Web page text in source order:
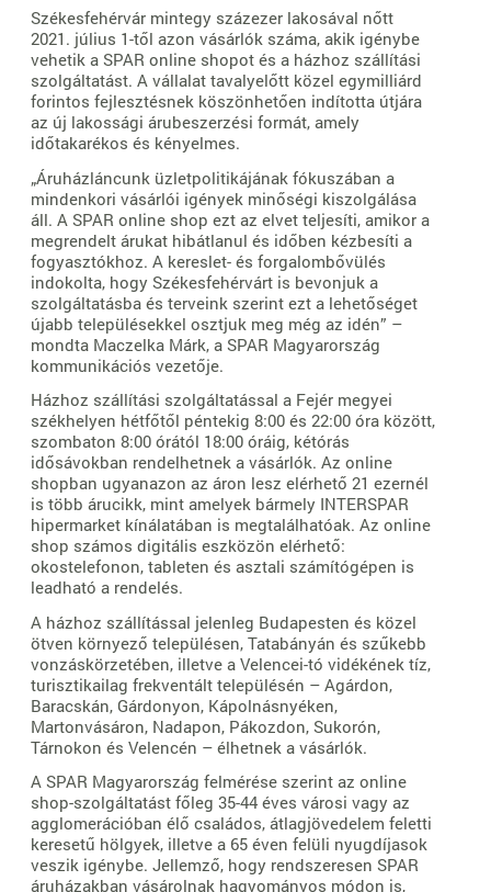
Székesfehérvár mintegy százezer lakosával nőtt
2021. július 1-től azon vásárlók száma, akik igénybe
vehetik a SPAR online shopot és a házhoz szállítási
szolgáltatást. A vállalat tavalyelőtt közel egymilliárd
forintos fejlesztésnek köszönhetően indította útjára
az új lakossági árubeszerzési formát, amely
időtakarékos és kényelmes.
„Áruházláncunk üzletpolitikájának fókuszában a
mindenkori vásárlói igények minőségi kiszolgálása
áll. A SPAR online shop ezt az elvet teljesíti, amikor a
megrendelt árukat hibátlanul és időben kézbesíti a
fogyasztókhoz. A kereslet- és forgalombővülés
indokolta, hogy Székesfehérvárt is bevonjuk a
szolgáltatásba és terveink szerint ezt a lehetőséget
újabb településekkel osztjuk meg még az idén” –
mondta Maczelka Márk, a SPAR Magyarország
kommunikációs vezetője.
Házhoz szállítási szolgáltatással a Fejér megyei
székhelyen hétfőtől péntekig 8:00 és 22:00 óra között,
szombaton 8:00 órától 18:00 óráig, kétórás
idősávokban rendelhetnek a vásárlók. Az online
shopban ugyanazon az áron lesz elérhető 21 ezernél
is több árucikk, mint amelyek bármely INTERSPAR
hipermarket kínálatában is megtalálhatóak. Az online
shop számos digitális eszközön elérhető:
okostelefonon, tableten és asztali számítógépen is
leadható a rendelés.
A házhoz szállítással jelenleg Budapesten és közel
ötven környező településen, Tatabányán és szűkebb
vonzáskörzetében, illetve a Velencei-tó vidékének tíz,
turisztikailag frekventált településén – Agárdon,
Baracskán, Gárdonyon, Kápolnásnyéken,
Martonvásáron, Nadapon, Pákozdon, Sukorón,
Tárnokon és Velencén – élhetnek a vásárlók.
A SPAR Magyarország felmérése szerint az online
shop-szolgáltatást főleg 35-44 éves városi vagy az
agglomerációban élő családos, átlagjövedelem feletti
keresetű hölgyek, illetve a 65 éven felüli nyugdíjasok
veszik igénybe. Jellemző, hogy rendszeresen SPAR
áruházakban vásárolnak hagyományos módon is,